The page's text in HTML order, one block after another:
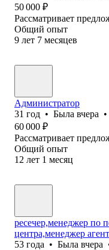
50 000 ₽
Рассматривает
Общий опыт
9 лет 7 месяцев
Администратор
31 год • Была вчера •
60 000 ₽
Рассматривает
Общий опыт
12 лет 1 месяц
ресечер,менеджер по
центра,менеджер
53 года • Была вчера